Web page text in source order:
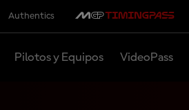
Authentics
Pilotos y Equipos VideoPass